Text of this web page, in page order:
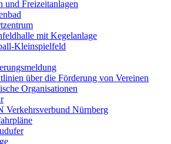
und Freizeitanlagen
mit Kegelanlage
Kleinspielfeld
über die Förderung von Vereinen
Organisationen
Verkehrsverbund Nürnberg